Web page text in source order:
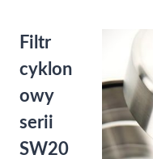
Filtr
cyklon
owy
serii
SW20